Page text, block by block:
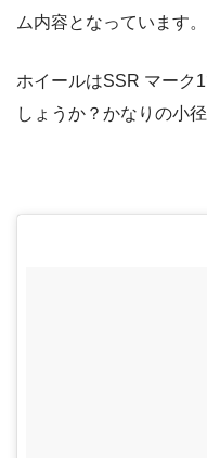
ム内容となっています。
ホイールはSSR マーク
しょうか？かなりの小